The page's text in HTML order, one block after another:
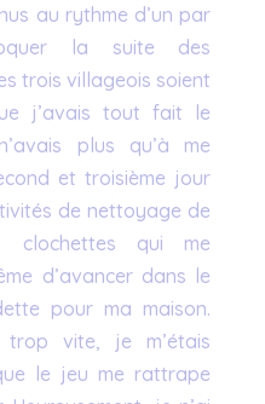
au rythme d’un par
la suite des
trois villageois soient
j’avais tout fait le
plus qu’à me
et troisième jour
de nettoyage de
clochettes qui me
d’avancer dans le
pour ma maison.
vite, je m’étais
le jeu me rattrape